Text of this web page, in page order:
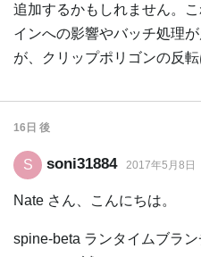
追加するかもしれません。
インへの影響やバッチ処理
が、クリップポリゴンの反転
16日 後
S soni31884 2017年5月8日
Nate さん、こんにちは。
spine-beta ランタイムブラ